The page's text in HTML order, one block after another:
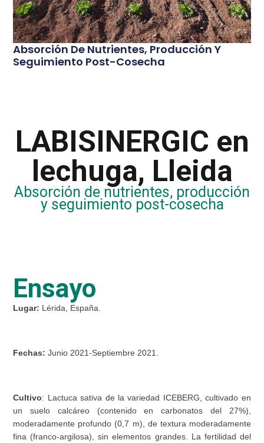
Absorción De Nutrientes, Producción Y
Seguimiento Post-Cosecha
LABISINERGIC en
lechuga, Lleida
Absorción de nutrientes, producción
y seguimiento post-cosecha
Ensayo
Lugar: Lérida, España.
Fechas: Junio 2021-Septiembre 2021.
Cultivo: Lactuca sativa de la variedad ICEBERG, cultivado en
un suelo calcáreo (contenido en carbonatos del 27%),
moderadamente profundo (0,7 m), de textura moderadamente
fina (franco-argilosa), sin elementos grandes. La fertilidad del